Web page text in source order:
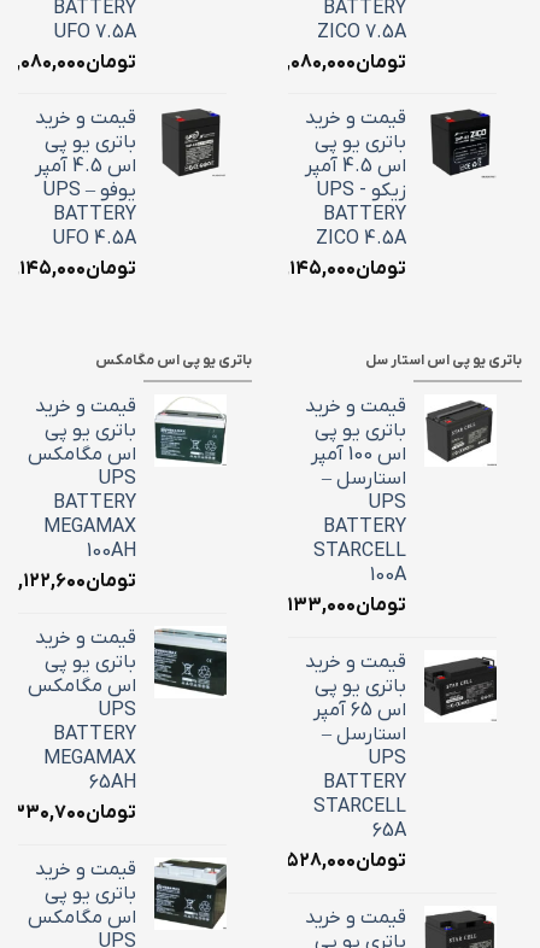
BATTERY
ZICO 7.5A
تومان۳,۰۸۰,۰۰۰
قیمت و خرید
باتری یو پی
اس 4.5 آمپر
زیکو - UPS
BATTERY
ZICO 4.5A
تومان۲,۱۴۵,۰۰۰
BATTERY
UFO 7.5A
تومان۳,۰۸۰,۰۰۰
قیمت و خرید
باتری یو پی
اس 4.5 آمپر
یوفو – UPS
BATTERY
UFO 4.5A
تومان۲,۱۴۵,۰۰۰
باتری یو پی اس استار سل
قیمت و خرید
باتری یو پی
اس 100 آمپر
استارسل –
UPS
BATTERY
STARCELL
100A
تومان۳۴,۱۳۳,۰۰۰
قیمت و خرید
باتری یو پی
اس 65 آمپر
استارسل –
UPS
BATTERY
STARCELL
65A
تومان۲۲,۵۲۸,۰۰۰
قیمت و خرید
باتری یو پی
باتری یو پی اس مگامکس
قیمت و خرید
باتری یو پی
اس مگامکس
UPS
BATTERY
MEGAMAX
100AH
تومان
قیمت و خرید
باتری یو پی
اس مگامکس
UPS
BATTERY
MEGAMAX
65AH
تومان
قیمت و خرید
باتری یو پی
اس مگامکس
UPS